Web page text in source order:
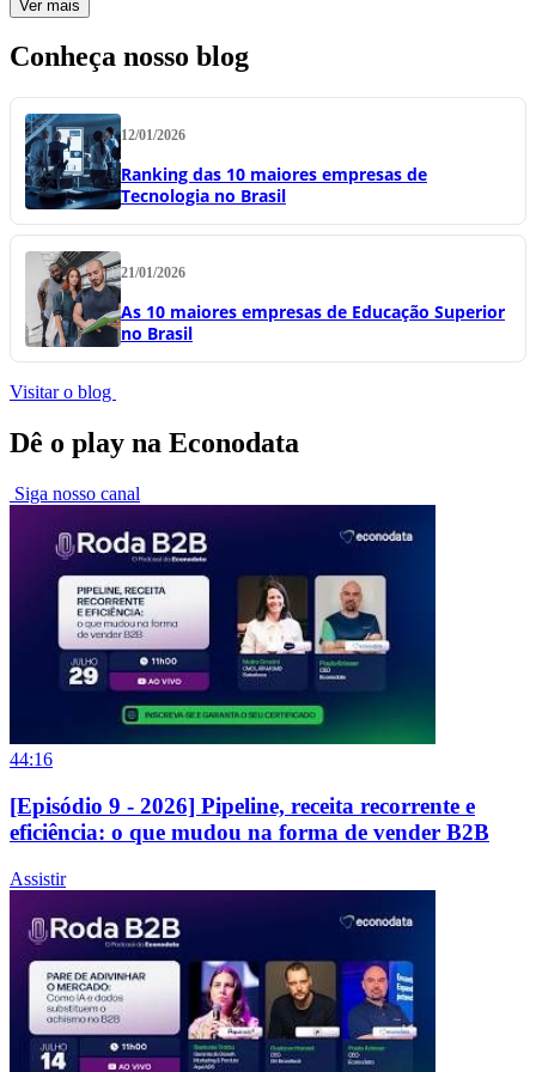
Ver mais
Conheça nosso blog
12/01/2026
Ranking das 10 maiores empresas de
Tecnologia no Brasil
21/01/2026
As 10 maiores empresas de Educação Superior
no Brasil
Visitar o blog
Dê o play na Econodata
Siga nosso canal
44:16
[Episódio 9 - 2026] Pipeline, receita recorrente e
eficiência: o que mudou na forma de vender B2B
Assistir